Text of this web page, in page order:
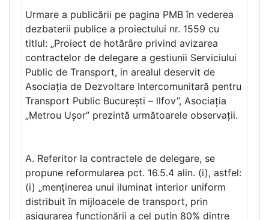
Urmare a publicării pe pagina PMB în vederea
dezbaterii publice a proiectului nr. 1559 cu
titlul: „Proiect de hotărâre privind avizarea
contractelor de delegare a gestiunii Serviciului
Public de Transport, in arealul deservit de
Asociația de Dezvoltare Intercomunitară pentru
Transport Public București – llfov”, Asociația
„Metrou Ușor” prezintă următoarele observații.
A. Referitor la contractele de delegare, se
propune reformularea pct. 16.5.4 alin. (i), astfel:
(i) „menținerea unui iluminat interior uniform
distribuit în mijloacele de transport, prin
asigurarea funcționării a cel puțin 80% dintre